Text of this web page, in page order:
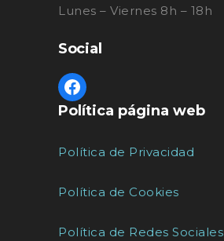
Lunes – Viernes 8h – 18h
Social
Política página web
Política de Privacidad
Política de Cookies
Política de Redes Sociales